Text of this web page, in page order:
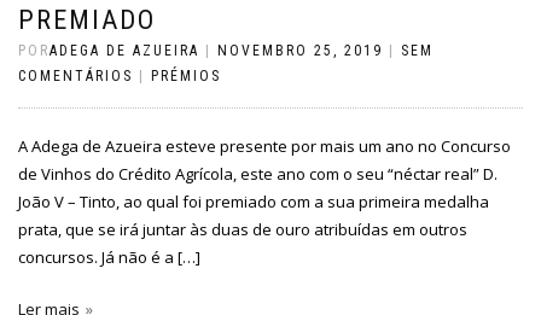
PREMIADO
PORADEGA DE AZUEIRA NOVEMBRO 25, 2019
SEM
COMENTÁRIOS
PRÉMIOS
A Adega de Azueira esteve presente por mais um ano no Concurso
de Vinhos do Crédito Agrícola, este ano com o seu “néctar real” D.
João V – Tinto, ao qual foi premiado com a sua primeira medalha
prata, que se irá juntar às duas de ouro atribuídas em outros
concursos. Já não é a […]
Ler mais